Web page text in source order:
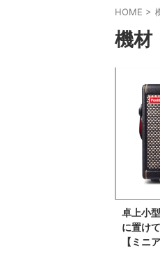
HOME >
機材
卓上小
に置け
【ミニ